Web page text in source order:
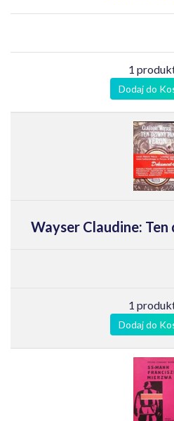
1
Dodaj do
Wayser Claudine:
1
Dodaj do